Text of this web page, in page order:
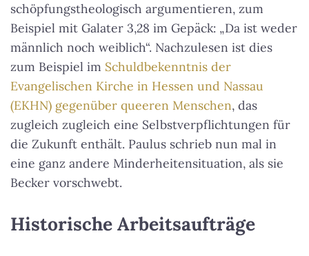
schöpfungstheologisch argumentieren, zum
Beispiel mit Galater 3,28 im Gepäck: „Da ist weder
männlich noch weiblich“. Nachzulesen ist dies
zum Beispiel im Schuldbekenntnis der
Evangelischen Kirche in Hessen und Nassau
(EKHN) gegenüber queeren Menschen, das
zugleich zugleich eine Selbstverpflichtungen für
die Zukunft enthält. Paulus schrieb nun mal in
eine ganz andere Minderheitensituation, als sie
Becker vorschwebt.
Historische Arbeitsaufträge